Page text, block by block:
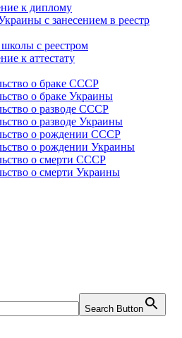
к диплому
с занесением в реестр
школы с реестром
к аттестату
о браке СССР
о браке Украины
о разводе СССР
о разводе Украины
о рождении СССР
о рождении Украины
о смерти СССР
о смерти Украины
Search Button